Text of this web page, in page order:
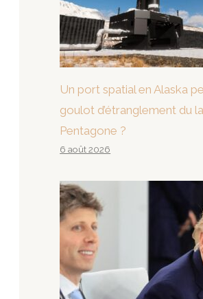
Un port spatial en Alaska
goulot d’étranglement du
Pentagone ?
6 août 2026